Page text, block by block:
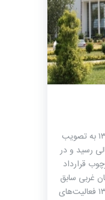
دانشگاه گیلان در سال ۱۳۵۳ به تصویب
رسید و در
در چارچوب قرارداد
غربی سابق
تأسیس گردید. از سال ۱۳۵۶ فعالیت‌های